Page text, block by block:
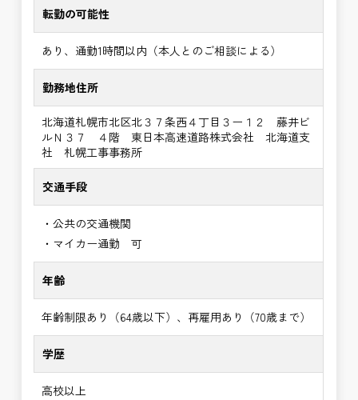
転勤の可能性
あり、通勤1時間以内（本人とのご相談による）
勤務地住所
北海道札幌市北区北３７条西４丁目３ー１２ 藤井ビ
ルＮ３７ ４階 東日本高速道路株式会社 北海道支
社 札幌工事事務所
交通手段
・公共の交通機関
・マイカー通勤 可
年齢
年齢制限あり（64歳以下）、再雇用あり（70歳まで）
学歴
高校以上